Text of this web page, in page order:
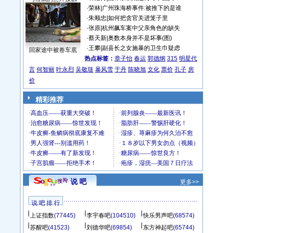
回家途中被卷车底
·荣林| 广州珠海桥事件:被推下的是谁
·朱顺忠 如何把贪官关进笼子里
·张原| 杭州飙车案中父亲角色的缺失
·蔡天新| 奥数本身并不是坏事(图)
·王攀| 副县长之女施暴的卫生巾疑虑
热点标签： 章子怡 春运 郭德纲 315 明星代
言 何智丽 叶永烈 吴敬琏 暴风雪 于丹 陈晓旭 文化 票价 孔子 房
价
精彩推荐
说 吧 更多>>
说 吧 排 行
上证指数(77445) 李宇春吧(104510) 快乐男声吧(68574)
苏醒吧(41523) 刘德华吧(69854) 东方神起吧(65744)